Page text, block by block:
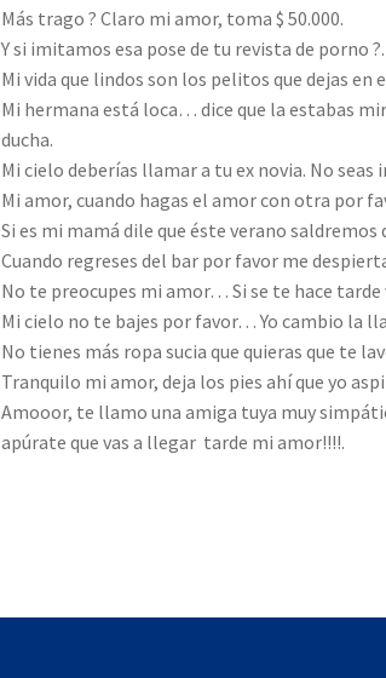
Más trago ? Claro mi amor, toma $ 50.000.
Y si imitamos esa pose de tu revista de porno ?.
Mi vida que lindos son los pelitos que dejas en
Mi hermana está loca… dice que la estabas
ducha.
Mi cielo deberías llamar a tu ex novia. No seas
Mi amor, cuando hagas el amor con otra por
Si es mi mamá dile que éste verano
Cuando regreses del bar por favor me
No te preocupes mi amor… Si se te hace
Mi cielo no te bajes por favor… Yo cambio la
No tienes más ropa sucia que quieras que te
Tranquilo mi amor, deja los pies ahí que yo
Amooor, te llamo una amiga tuya muy
apúrate que vas a llegar tarde mi amor!!!!.